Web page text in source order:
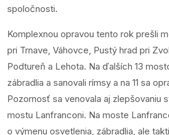
spoločnosti.
Komplexnou opravou tento rok prešli
pri Trnave, Váhovce, Pustý hrad pri
Podtureň a Lehota. Na ďalších 13
zábradlia a sanovali rímsy a na 11 sa
Pozornosť sa venovala aj zlepšovaniu
mostu Lanfranconi. Na moste
o výmenu osvetlenia, zábradlia, ale